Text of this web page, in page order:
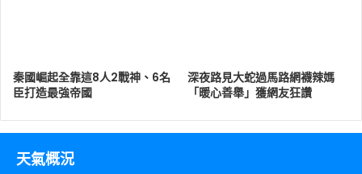
秦國崛起全靠這8人2戰神、6名
臣打造最強帝國
深夜路見大蛇過馬路網襪辣媽
「暖心善舉」獲網友狂讚
天氣概況